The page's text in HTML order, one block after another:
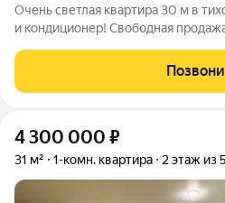
Очень светлая квартира 30 м в
и кондиционер! Свободная
баланс между спокойствием
инфраструктурой. Дом
4 300 000 ₽
31 м² 1-комн. квартира 2 этаж из 5